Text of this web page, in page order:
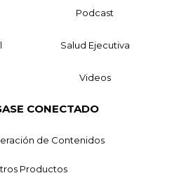
Podcast
Salud Ejecutiva
Videos
CONECTADO
de Contenidos
Productos